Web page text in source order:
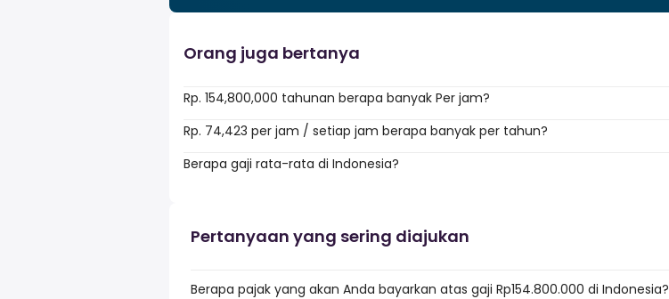
Orang juga bertanya
Rp. 154,800,000 tahunan berapa banyak Per jam?
Rp. 74,423 per jam / setiap jam berapa banyak per tahun?
Berapa gaji rata-rata di Indonesia?
Pertanyaan yang sering diajukan
Berapa pajak yang akan Anda bayarkan atas gaji Rp154.800.000 di Indonesia?